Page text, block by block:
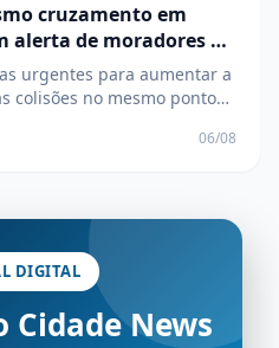
cruzamento em
alerta de moradores no
urgentes para aumentar a
colisões no mesmo ponto
06/08
DIGITAL
Cidade News